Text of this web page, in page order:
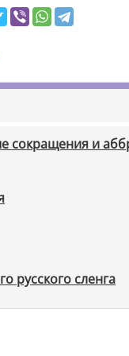
сокращения и
русского сленга